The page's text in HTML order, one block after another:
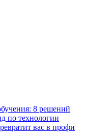
8 решений
по технологии
вас в профи